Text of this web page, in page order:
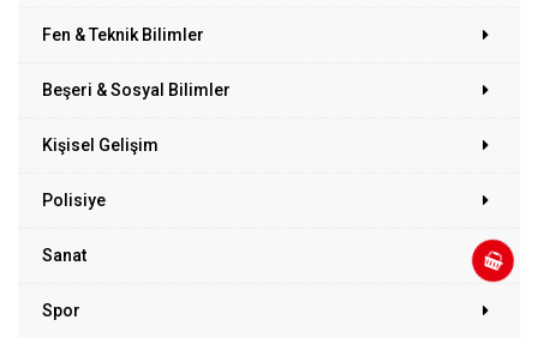
Fen & Teknik Bilimler
Beşeri & Sosyal Bilimler
Kişisel Gelişim
Polisiye
Sanat
Spor